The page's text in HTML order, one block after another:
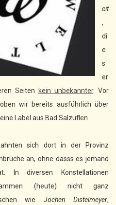
eit
,
di
e
s
er
Seiten
kein unbekannter. Vor
wir bereits ausführlich über
Label aus Bad Salzuflen.
sich dort in der Provinz
an, ohne dasss es jemand
In diversen Konstellationen
(heute) nicht ganz
wie Jochen Distelmeyer,